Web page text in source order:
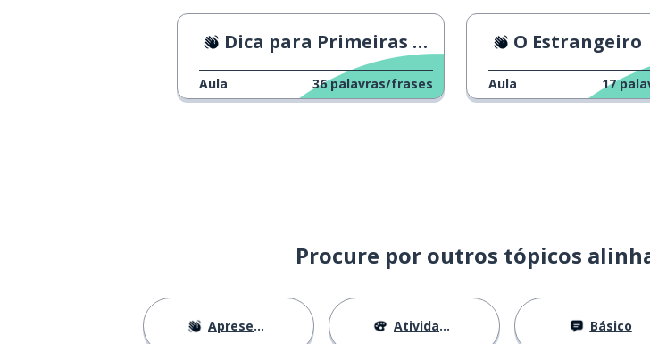
Dica para Primeiras Impressões
Aula 36 palavras/frases
O Estrangeiro
Aula 17
Procure por outros tópicos
Apresentações Atividades Básico